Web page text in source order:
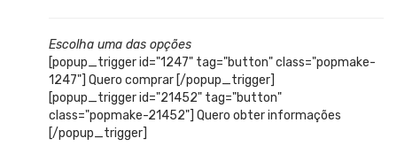
Escolha uma das opções
[popup_trigger id="1247" tag="button" class="popmake-
1247"] Quero comprar [/popup_trigger]
[popup_trigger id="21452" tag="button"
class="popmake-21452"] Quero obter informações
[/popup_trigger]